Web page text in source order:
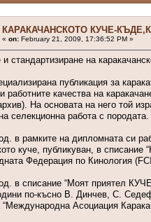
КАРАКАЧАНСКОТО КУЧЕ-
« on:February 21, 2009, 17:36:52 PM »
стандартизиране на
публикация за
работните качества на
На основата на него той
селекционна работа с породата.
в рамките на дипломната си
куче, публикуван, в списание
Федерация по Кинология
в списание “Моят приятел
по-късно В. Динчев, С.
“Международна Асоциация